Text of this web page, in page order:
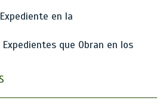
en la
que Obran en los